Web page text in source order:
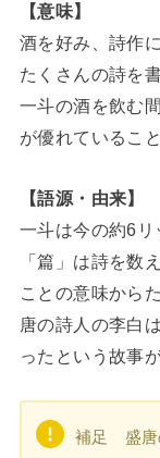
【意味】
酒を好み、詩作
たくさんの詩を
一斗の酒を飲む
が優れているこ
【語源・由来】
一斗は今の約6リ
「篇」は詩を数
ことの意味から
唐の詩人の李白
ったという故事
補足 盛唐